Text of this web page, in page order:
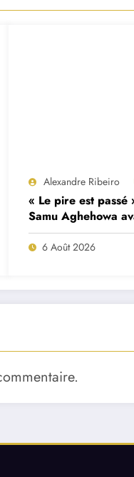
Alexandre Ribeiro
« Le pire est passé
Samu Aghehowa
Porto ?
6 Août 2026